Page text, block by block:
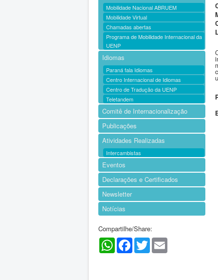
Mobilidade Nacional ABRUEM
Mobilidade Virtual
Chamadas abertas
Programa de Mobilidade Internacional da
UENP
Idiomas
Paraná fala Idiomas
Centro Internacional de Idiomas
Centro de Tradução da UENP
Teletandem
Comitê de Internacionalização
Publicações
Atividades Realizadas
Intercambistas
Eventos
Declarações e Certificados
Newsletter
Notícias
Compartilhe/Share:
WhatsAppFacebookTwitter